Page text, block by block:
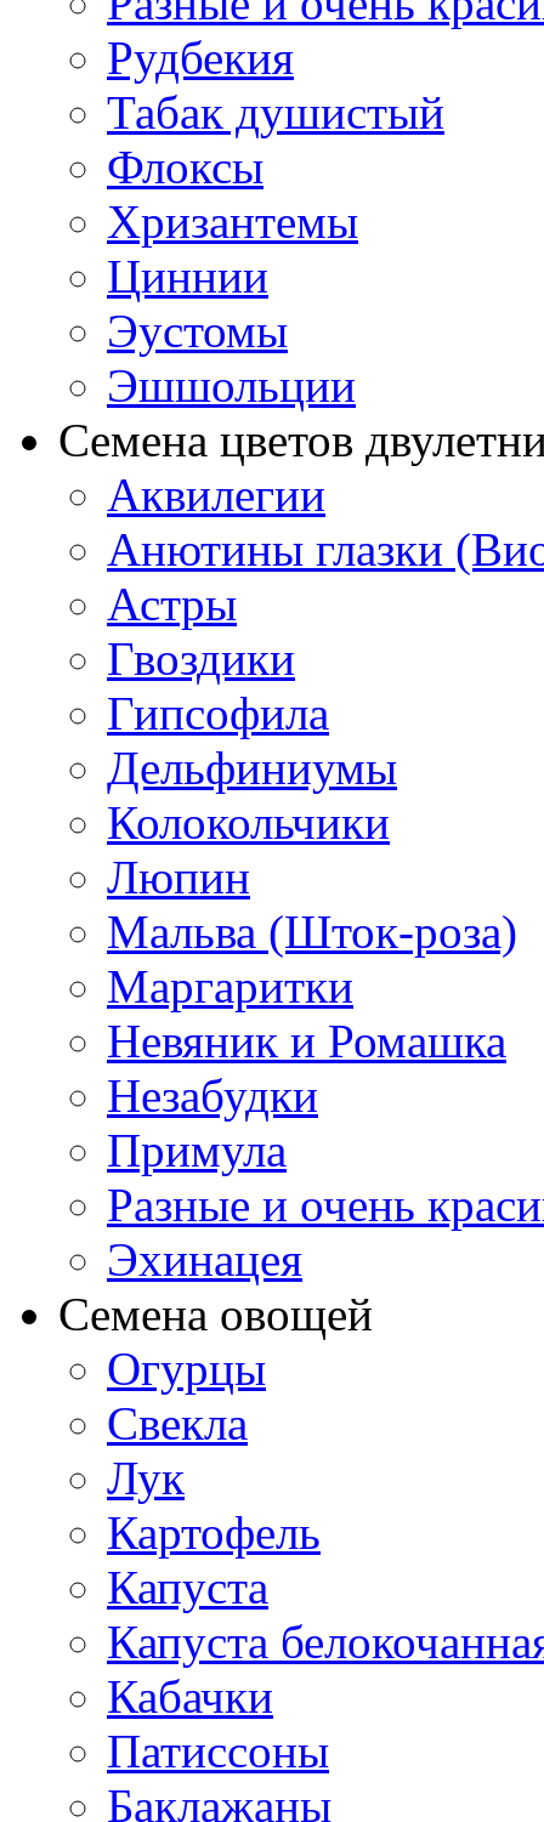
Рудбекия
Табак душистый
Флоксы
Хризантемы
Циннии
Эустомы
Эшшольции
Семена цветов
Аквилегии
Анютины глазки
Астры
Гвоздики
Гипсофила
Дельфиниумы
Колокольчики
Люпин
Мальва (Шток-роза)
Маргаритки
Невяник и Ромашка
Незабудки
Примула
Разные и очень
Эхинацея
Семена овощей
Огурцы
Свекла
Лук
Картофель
Капуста
Капуста
Кабачки
Патиссоны
Баклажаны